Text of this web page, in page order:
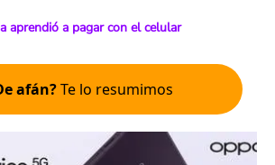
aprendió a pagar con el celular
afán?Te lo resumimos